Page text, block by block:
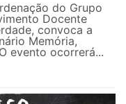
do Grupo
Docente
convoca a
Memória,
evento ocorrerá...